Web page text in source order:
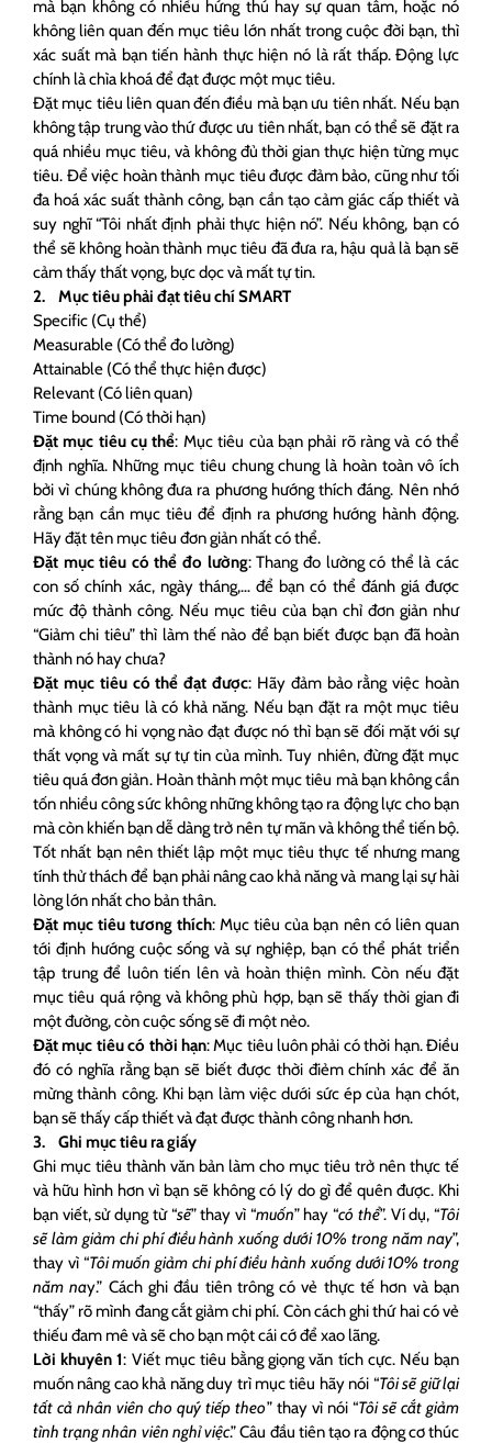
mà bạn không có nhiều hứng thú hay sự quan tâm, hoặc nó
không liên quan đến mục tiêu lớn nhất trong cuộc đời bạn, thì
xác suất mà bạn tiến hành thực hiện nó là rất thấp. Động lực
chính là chìa khoá để đạt được một mục tiêu.
Đặt mục tiêu liên quan đến điều mà bạn ưu tiên nhất. Nếu bạn
không tập trung vào thứ được ưu tiên nhất, bạn có thể sẽ đặt ra
quá nhiều mục tiêu, và không đủ thời gian thực hiện từng mục
tiêu. Để việc hoàn thành mục tiêu được đảm bảo, cũng như tối
đa hoá xác suất thành công, bạn cần tạo cảm giác cấp thiết và
suy nghĩ “Tôi nhất định phải thực hiện nó”. Nếu không, bạn có
thể sẽ không hoàn thành mục tiêu đã đưa ra, hậu quả là bạn sẽ
cảm thấy thất vọng, bực dọc và mất tự tin.
2. Mục tiêu phải đạt tiêu chí SMART
Specific (Cụ thể)
Measurable (Có thể đo lường)
Attainable (Có thể thực hiện được)
Relevant (Có liên quan)
Time bound (Có thời hạn)
Đặt mục tiêu cụ thể: Mục tiêu của bạn phải rõ ràng và có thể
định nghĩa. Những mục tiêu chung chung là hoàn toàn vô ích
bởi vì chúng không đưa ra phương hướng thích đáng. Nên nhớ
rằng bạn cần mục tiêu để định ra phương hướng hành động.
Hãy đặt tên mục tiêu đơn giản nhất có thể.
Đặt mục tiêu có thể đo lường: Thang đo lường có thể là các
con số chính xác, ngày tháng,… để bạn có thể đánh giá được
mức độ thành công. Nếu mục tiêu của bạn chỉ đơn giản như
“Giảm chi tiêu” thì làm thế nào để bạn biết được bạn đã hoàn
thành nó hay chưa?
Đặt mục tiêu có thể đạt được: Hãy đảm bảo rằng việc hoàn
thành mục tiêu là có khả năng. Nếu bạn đặt ra một mục tiêu
mà không có hi vọng nào đạt được nó thì bạn sẽ đối mặt với sự
thất vọng và mất sự tự tin của mình. Tuy nhiên, đừng đặt mục
tiêu quá đơn giản. Hoàn thành một mục tiêu mà bạn không cần
tốn nhiều công sức không những không tạo ra động lực cho bạn
mà còn khiến bạn dễ dàng trở nên tự mãn và không thể tiến bộ.
Tốt nhất bạn nên thiết lập một mục tiêu thực tế nhưng mang
tính thử thách để bạn phải nâng cao khả năng và mang lại sự hài
lòng lớn nhất cho bản thân.
Đặt mục tiêu tương thích: Mục tiêu của bạn nên có liên quan
tới định hướng cuộc sống và sự nghiệp, bạn có thể phát triển
tập trung để luôn tiến lên và hoàn thiện mình. Còn nếu đặt
mục tiêu quá rộng và không phù hợp, bạn sẽ thấy thời gian đi
một đường, còn cuộc sống sẽ đi một nẻo.
Đặt mục tiêu có thời hạn: Mục tiêu luôn phải có thời hạn. Điều
đó có nghĩa rằng bạn sẽ biết được thời điẻm chính xác để ăn
mừng thành công. Khi bạn làm việc dưới sức ép của hạn chót,
bạn sẽ thấy cấp thiết và đạt được thành công nhanh hơn.
3. Ghi mục tiêu ra giấy
Ghi mục tiêu thành văn bản làm cho mục tiêu trở nên thực tế
và hữu hình hơn vì bạn sẽ không có lý do gì để quên được. Khi
bạn viết, sử dụng từ “sẽ” thay vì “muốn” hay “có thể”. Ví dụ, “Tôi
sẽ làm giảm chi phí điều hành xuống dưới 10% trong năm nay”,
thay vì “Tôi muốn giảm chi phí điều hành xuống dưới 10% trong
năm nay.” Cách ghi đầu tiên trông có vẻ thực tế hơn và bạn
“thấy” rõ mình đang cắt giảm chi phí. Còn cách ghi thứ hai có vẻ
thiếu đam mê và sẽ cho bạn một cái cớ để xao lãng.
Lời khuyên 1: Viết mục tiêu bằng giọng văn tích cực. Nếu bạn
muốn nâng cao khả năng duy trì mục tiêu hãy nói “Tôi sẽ giữ lại
tất cả nhân viên cho quý tiếp theo” thay vì nói “Tôi sẽ cắt giảm
tình trạng nhân viên nghỉ việc.” Câu đầu tiên tạo ra động cơ thúc